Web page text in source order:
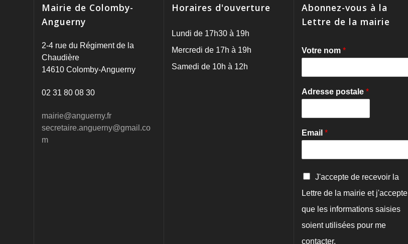
Mairie de Colomby-
Anguerny
2-4 rue du Régiment de la
Chaudière
14610 Colomby-Anguerny
02 31 80 08 30
mairie@anguerny.fr
secretaire.anguerny@gmail.co
m
Horaires d'ouverture
Lundi de 17h30 à 19h
Mercredi de 17h à 19h
Samedi de 10h à 12h
Abonnez-vous à la
Lettre de la mairie
Votre nom *
Adresse postale *
Email *
C
n
i
r
J'accepte de recevoir la
Lettre de la mairie et j'accepte
que les informations saisies
soient utilisées pour me
contacter.